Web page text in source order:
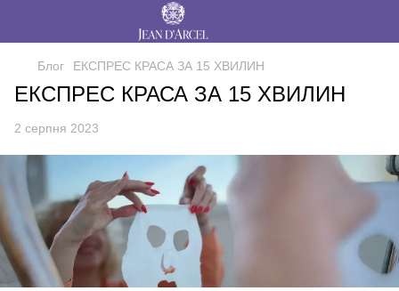
Блог ЕКСПРЕС КРАСА ЗА 15 ХВИЛИН
ЕКСПРЕС КРАСА ЗА 15 ХВИЛИН
2 серпня 2023